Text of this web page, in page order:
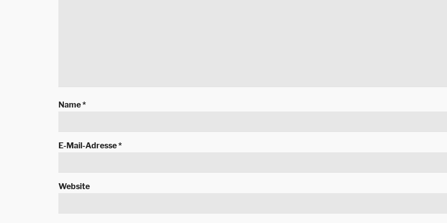
Name*
E-Mail-Adresse*
Website